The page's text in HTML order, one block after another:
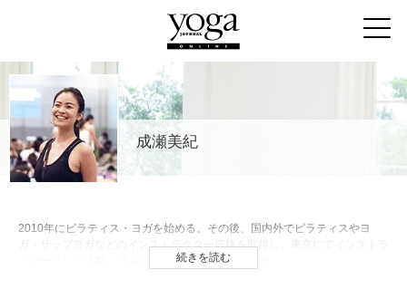
成瀬美紀
2010年にピラティス・ヨガを始める。その後、国内外でピラティスやヨ
ガ・サップヨガなどのインストラクター資格を取得し、東京にてインストラ
クターとして活動。 現在はイギリスロンドンに在住。
続きを読む